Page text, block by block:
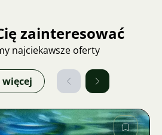
zainteresować
najciekawsze oferty
więcej